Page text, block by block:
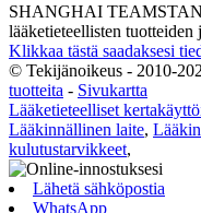
SHANGHAI
lääketieteellisten
Klikkaa tästä saadaksesi
© Tekijänoikeus - 2010-
tuotteita - Sivukartta
Lääketieteelliset
Lääkinnällinen laite,
kulutustarvikkeet,
Lähetä sähköpostia
WhatsApp